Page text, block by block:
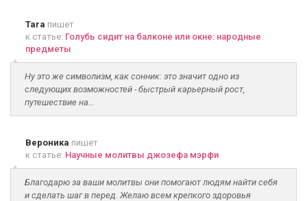
Tara пишет
к статье: Голубь сидит на балконе или окне: народные
предметы
Ну это же символизм, как сонник: это значит одно из
следующих возможностей - быстрый карьерный рост,
путешествие на...
Вероника пишет
к статье: Научные молитвы джозефа мэрфи
Благодарю за ваши молитвы они помогают людям найти себя
и сделать шаг в перед. Желаю всем крепкого здоровья